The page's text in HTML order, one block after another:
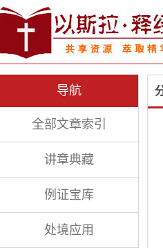
导航
全部文章索引
讲章典藏
例证宝库
处境应用